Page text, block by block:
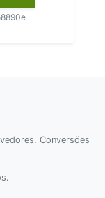
Conversões